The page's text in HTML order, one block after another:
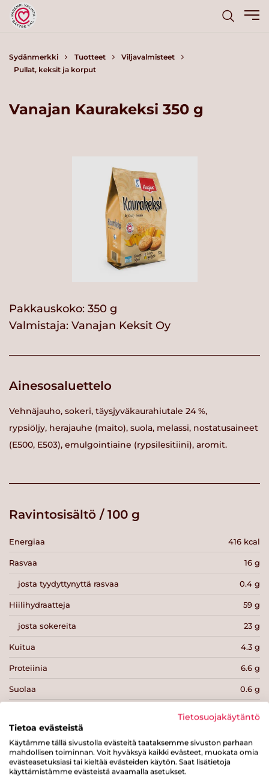
Sydänmerkki Tuotteet
Viljavalmisteet
Pullat, keksit ja korput
Vanajan Kaurakeksi 350 g
Pakkauskoko: 350 g
Valmistaja: Vanajan Keksit Oy
Ainesosaluettelo
Vehnäjauho, sokeri, täysjyväkaurahiutale 24 %,
rypsiöljy, herajauhe (maito), suola, melassi, nostatusaineet
(E500, E503), emulgointiaine (rypsilesitiini), aromit.
Ravintosisältö / 100 g
Energiaa 416 kcal
Rasvaa 16 g
josta tyydyttynyttä rasvaa 0.4 g
Hiilihydraatteja 59 g
josta sokereita 23 g
Kuitua 4.3 g
Proteiinia 6.6 g
Suolaa 0.6 g
Tulosta sivu Jaa tuote
Tietosuojakäytäntö
Tietoa evästeistä
Käytämme tällä sivustolla evästeitä taataksemme sivuston parhaan
mahdollisen toiminnan. Voit hyväksyä kaikki evästeet, muokata omia
evästeasetuksiasi tai kieltää evästeiden käytön. Saat lisätietoja
käyttämistämme evästeistä avaamalla asetukset.